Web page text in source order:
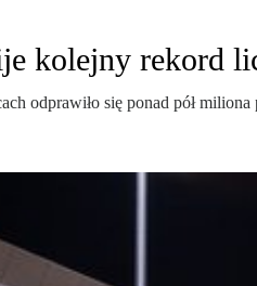
kolejny rekord
odprawiło się ponad pół